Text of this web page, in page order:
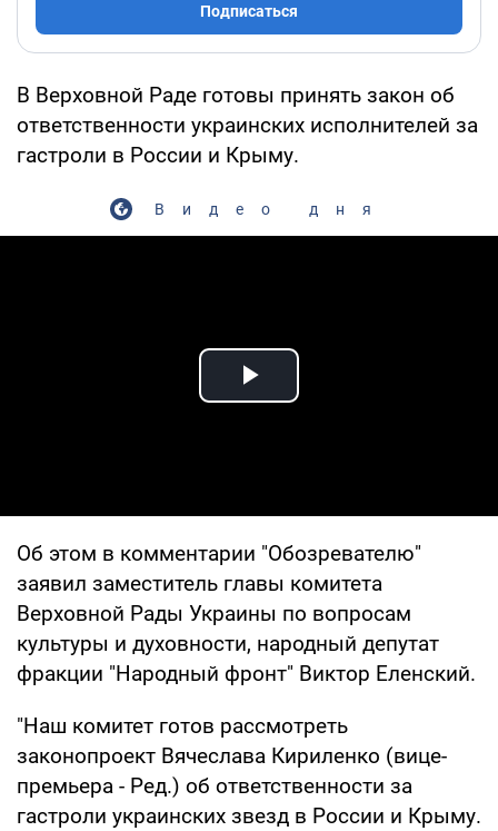
Подписаться
В Верховной Раде готовы принять закон об
ответственности украинских исполнителей за
гастроли в России и Крыму.
Видео дня
Play Video
Об этом в комментарии "Обозревателю"
заявил заместитель главы комитета
Верховной Рады Украины по вопросам
культуры и духовности, народный депутат
фракции "Народный фронт" Виктор Еленский.
"Наш комитет готов рассмотреть
законопроект Вячеслава Кириленко (вице-
премьера - Ред.) об ответственности за
гастроли украинских звезд в России и Крыму.